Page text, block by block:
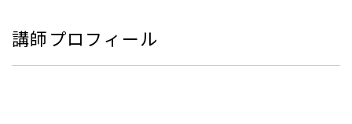
講師プロフィール